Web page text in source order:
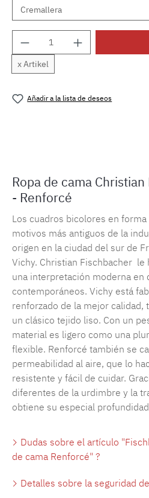
Cantidad del
x Artikel
Añadir a la lista de deseos
Ropa de cama
- Renforcé
Los cuadros bicolores en
motivos más antiguos de la
origen en la ciudad del sur de
Vichy. Christian Fischbacher le
una interpretación moderna en
contemporáneos. Vichy está
renforzado de la mejor calidad,
un clásico tejido liso. Con un
material es ligero como una
flexible. Renforcé también se
permeabilidad al aire, que lo
resistente y fácil de cuidar.
diferentes de la urdimbre y la
obtiene su especial
Dudas sobre el artículo
de cama Renforcé" ?
Detalles sobre la seguridad